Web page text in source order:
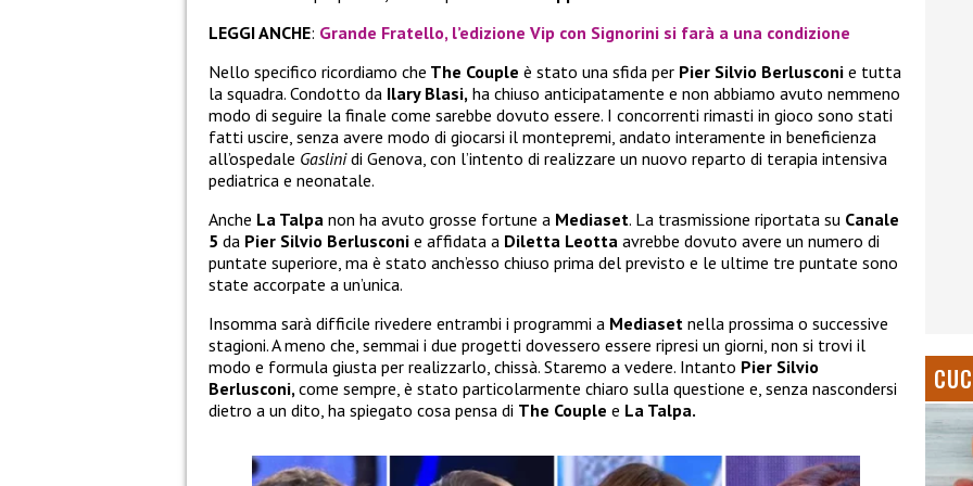
LEGGI ANCHE: Grande Fratello, l’edizione Vip con Signorini si farà a una condizione
Nello specifico ricordiamo che The Couple è stato una sfida per Pier Silvio Berlusconi e tutta
la squadra. Condotto da Ilary Blasi, ha chiuso anticipatamente e non abbiamo avuto nemmeno
modo di seguire la finale come sarebbe dovuto essere. I concorrenti rimasti in gioco sono stati
fatti uscire, senza avere modo di giocarsi il montepremi, andato interamente in beneficienza
all’ospedale Gaslinidi Genova, con l’intento di realizzare un nuovo reparto di terapia intensiva
pediatrica e neonatale.
Anche La Talpa non ha avuto grosse fortune a Mediaset. La trasmissione riportata su Canale
5 da Pier Silvio Berlusconi e affidata a Diletta Leotta avrebbe dovuto avere un numero di
puntate superiore, ma è stato anch’esso chiuso prima del previsto e le ultime tre puntate sono
state accorpate a un’unica.
Insomma sarà difficile rivedere entrambi i programmi a Mediaset nella prossima o successive
stagioni. A meno che, semmai i due progetti dovessero essere ripresi un giorni, non si trovi il
modo e formula giusta per realizzarlo, chissà. Staremo a vedere. Intanto Pier Silvio
Berlusconi,come sempre, è stato particolarmente chiaro sulla questione e, senza nascondersi
dietro a un dito, ha spiegato cosa pensa di The Couple e La Talpa.